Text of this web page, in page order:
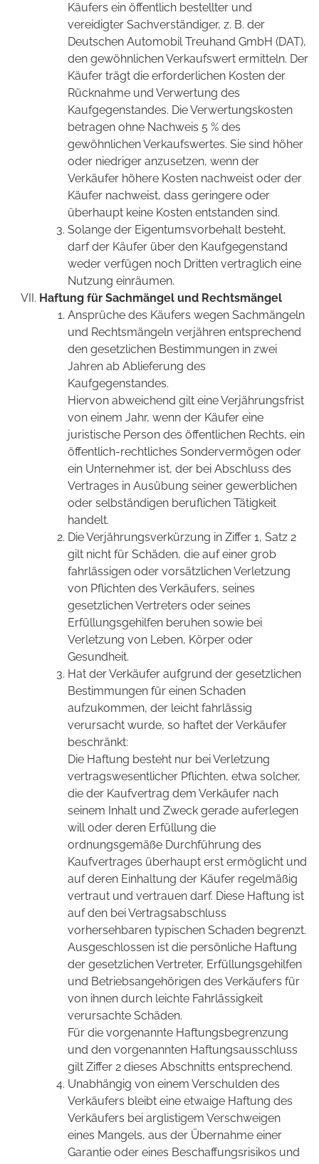
Käufers ein öffentlich bestellter und
vereidigter Sachverständiger, z. B. der
Deutschen Automobil Treuhand GmbH (DAT),
den gewöhnlichen Verkaufswert ermitteln. Der
Käufer trägt die erforderlichen Kosten der
Rücknahme und Verwertung des
Kaufgegenstandes. Die Verwertungskosten
betragen ohne Nachweis 5 % des
gewöhnlichen Verkaufswertes. Sie sind höher
oder niedriger anzusetzen, wenn der
Verkäufer höhere Kosten nachweist oder der
Käufer nachweist, dass geringere oder
überhaupt keine Kosten entstanden sind.
Solange der Eigentumsvorbehalt besteht,
darf der Käufer über den Kaufgegenstand
weder verfügen noch Dritten vertraglich eine
Nutzung einräumen.
Haftung für Sachmängel und Rechtsmängel
Ansprüche des Käufers wegen Sachmängeln
und Rechtsmängeln verjähren entsprechend
den gesetzlichen Bestimmungen in zwei
Jahren ab Ablieferung des
Kaufgegenstandes.
Hiervon abweichend gilt eine Verjährungsfrist
von einem Jahr, wenn der Käufer eine
juristische Person des öffentlichen Rechts, ein
öffentlich-rechtliches Sondervermögen oder
ein Unternehmer ist, der bei Abschluss des
Vertrages in Ausübung seiner gewerblichen
oder selbständigen beruflichen Tätigkeit
handelt.
Die Verjährungsverkürzung in Ziffer 1, Satz 2
gilt nicht für Schäden, die auf einer grob
fahrlässigen oder vorsätzlichen Verletzung
von Pflichten des Verkäufers, seines
gesetzlichen Vertreters oder seines
Erfüllungsgehilfen beruhen sowie bei
Verletzung von Leben, Körper oder
Gesundheit.
Hat der Verkäufer aufgrund der gesetzlichen
Bestimmungen für einen Schaden
aufzukommen, der leicht fahrlässig
verursacht wurde, so haftet der Verkäufer
beschränkt:
Die Haftung besteht nur bei Verletzung
vertragswesentlicher Pflichten, etwa solcher,
die der Kaufvertrag dem Verkäufer nach
seinem Inhalt und Zweck gerade auferlegen
will oder deren Erfüllung die
ordnungsgemäße Durchführung des
Kaufvertrages überhaupt erst ermöglicht und
auf deren Einhaltung der Käufer regelmäßig
vertraut und vertrauen darf. Diese Haftung ist
auf den bei Vertragsabschluss
vorhersehbaren typischen Schaden begrenzt.
Ausgeschlossen ist die persönliche Haftung
der gesetzlichen Vertreter, Erfüllungsgehilfen
und Betriebsangehörigen des Verkäufers für
von ihnen durch leichte Fahrlässigkeit
verursachte Schäden.
Für die vorgenannte Haftungsbegrenzung
und den vorgenannten Haftungsausschluss
gilt Ziffer 2 dieses Abschnitts entsprechend.
Unabhängig von einem Verschulden des
Verkäufers bleibt eine etwaige Haftung des
Verkäufers bei arglistigem Verschweigen
eines Mangels, aus der Übernahme einer
Garantie oder eines Beschaffungsrisikos und